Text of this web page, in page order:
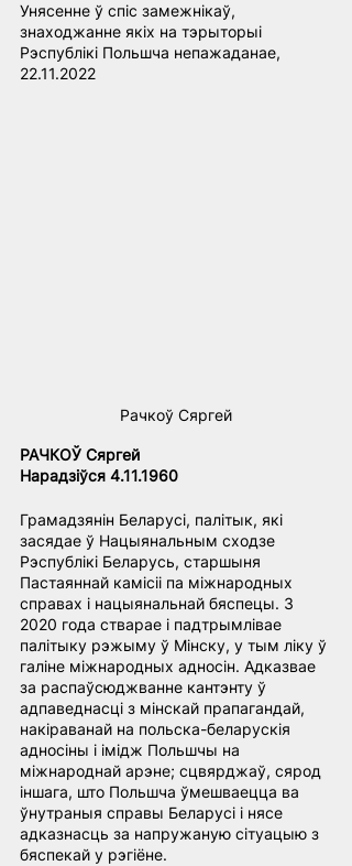
Унясенне ў спіс замежнікаў,
знаходжанне якіх на тэрыторыі
Рэспублікі Польшча непажаданае,
22.11.2022
Рачкоў Сяргей
РАЧКОЎ Сяргей
Нарадзіўся 4.11.1960
Грамадзянін Беларусі, палітык, які
засядае ў Нацыянальным сходзе
Рэспублікі Беларусь, старшыня
Пастаяннай камісіі па міжнародных
справах і нацыянальнай бяспецы. З
2020 года стварае і падтрымлівае
палітыку рэжыму ў Мінску, у тым ліку ў
галіне міжнародных адносін. Адказвае
за распаўсюджванне кантэнту ў
адпаведнасці з мінскай прапагандай,
накіраванай на польска-беларускія
адносіны і імідж Польшчы на
міжнароднай арэне; сцвярджаў, сярод
іншага, што Польшча ўмешваецца ва
ўнутраныя справы Беларусі і нясе
адказнасць за напружаную сітуацыю з
бяспекай у рэгіёне.